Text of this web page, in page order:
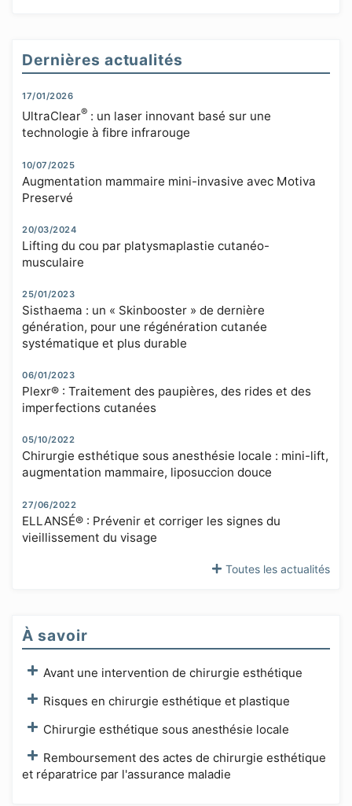
Dernières actualités
17/01/2026
UltraClear® : un laser innovant basé sur une
technologie à fibre infrarouge
10/07/2025
Augmentation mammaire mini-invasive avec Motiva
Preservé
20/03/2024
Lifting du cou par platysmaplastie cutanéo-
musculaire
25/01/2023
Sisthaema : un « Skinbooster » de dernière
génération, pour une régénération cutanée
systématique et plus durable
06/01/2023
Plexr® : Traitement des paupières, des rides et des
imperfections cutanées
05/10/2022
Chirurgie esthétique sous anesthésie locale : mini-lift,
augmentation mammaire, liposuccion douce
27/06/2022
ELLANSÉ® : Prévenir et corriger les signes du
vieillissement du visage
Toutes les actualités
À savoir
Avant une intervention de chirurgie esthétique
Risques en chirurgie esthétique et plastique
Chirurgie esthétique sous anesthésie locale
Remboursement des actes de chirurgie esthétique
et réparatrice par l'assurance maladie